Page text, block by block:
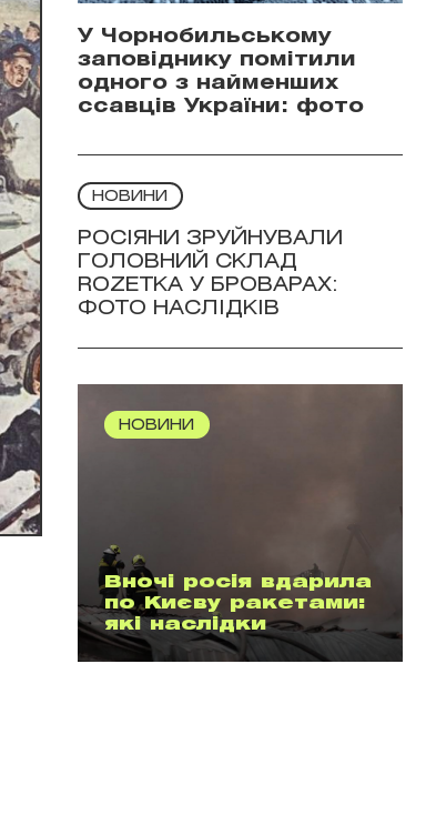
У Чорнобильському
заповіднику помітили
одного з найменших
ссавців України: фото
НОВИНИ
РОСІЯНИ ЗРУЙНУВАЛИ
ГОЛОВНИЙ СКЛАД
ROZETKA У БРОВАРАХ:
ФОТО НАСЛІДКІВ
НОВИНИ
Вночі росія вдарила
по Києву ракетами:
які наслідки